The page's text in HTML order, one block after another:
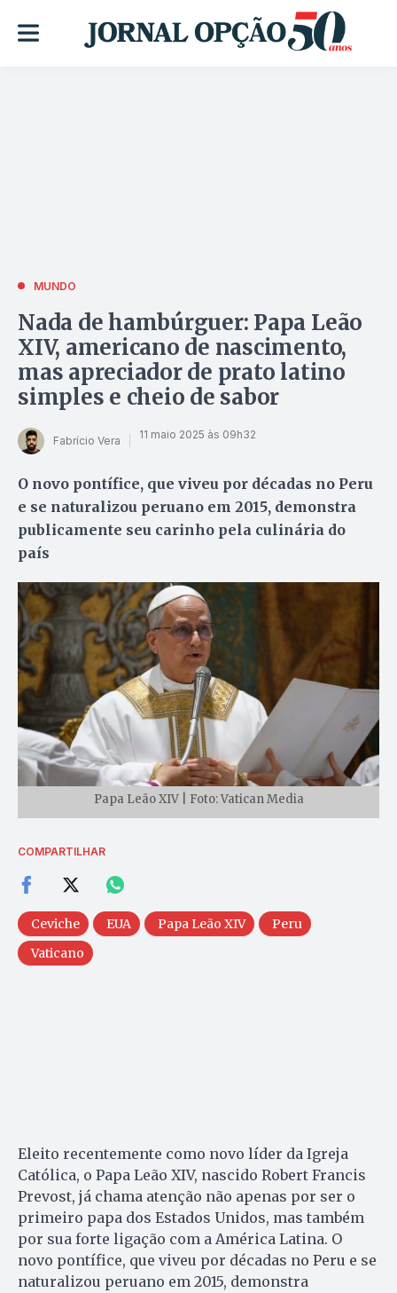
MUNDO
Nada de hambúrguer: Papa Leão
XIV, americano de nascimento,
mas apreciador de prato latino
simples e cheio de sabor
Fabrício Vera 11 maio 2025 às 09h32
O novo pontífice, que viveu por décadas no Peru
e se naturalizou peruano em 2015, demonstra
publicamente seu carinho pela culinária do
país
Papa Leão XIV | Foto: Vatican Media
COMPARTILHAR
Ceviche EUA Papa Leão XIV
Peru
Vaticano
Eleito recentemente como novo líder da Igreja
Católica, o Papa Leão XIV, nascido Robert Francis
Prevost, já chama atenção não apenas por ser o
primeiro papa dos Estados Unidos, mas também
por sua forte ligação com a América Latina. O
novo pontífice, que viveu por décadas no Peru e se
naturalizou peruano em 2015, demonstra